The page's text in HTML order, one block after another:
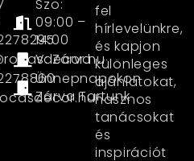
Szo:
09:00 –
14:00
V: Zárva
Ünnepnapokon
Zárva Tartunk
fel
hírlevelünkre,
és kapjon
különleges
ajánlatokat,
hasznos
tanácsokat
és
inspirációt